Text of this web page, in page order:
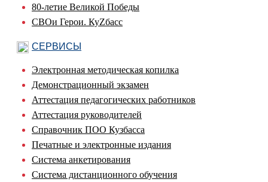
80-летие Великой Победы
СВОи Герои. КуZбасс
СЕРВИСЫ
Электронная методическая копилка
Демонстрационный экзамен
Аттестация педагогических работников
Аттестация руководителей
Справочник ПОО Кузбасса
Печатные и электронные издания
Система анкетирования
Система дистанционного обучения